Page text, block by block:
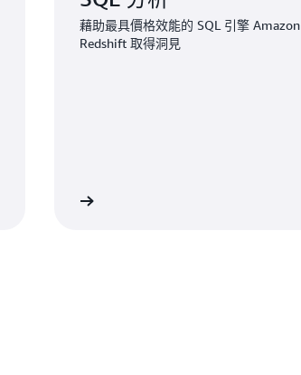
藉助最具價格效能的 SQL 引擎 Amazon
Redshift 取得洞見